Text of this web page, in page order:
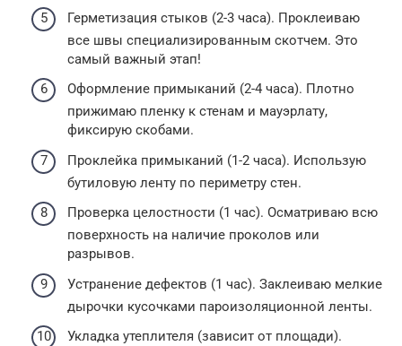
Герметизация стыков (2-3 часа). Проклеиваю
все швы специализированным скотчем. Это
самый важный этап!
Оформление примыканий (2-4 часа). Плотно
прижимаю пленку к стенам и мауэрлату,
фиксирую скобами.
Проклейка примыканий (1-2 часа). Использую
бутиловую ленту по периметру стен.
Проверка целостности (1 час). Осматриваю всю
поверхность на наличие проколов или
разрывов.
Устранение дефектов (1 час). Заклеиваю мелкие
дырочки кусочками пароизоляционной ленты.
Укладка утеплителя (зависит от площади).